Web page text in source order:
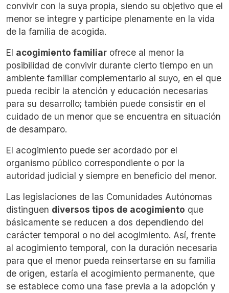
convivir con la suya propia, siendo su objetivo que el
menor se integre y participe plenamente en la vida
de la familia de acogida.
El acogimiento familiar ofrece al menor la
posibilidad de convivir durante cierto tiempo en un
ambiente familiar complementario al suyo, en el que
pueda recibir la atención y educación necesarias
para su desarrollo; también puede consistir en el
cuidado de un menor que se encuentra en situación
de desamparo.
El acogimiento puede ser acordado por el
organismo público correspondiente o por la
autoridad judicial y siempre en beneficio del menor.
Las legislaciones de las Comunidades Autónomas
distinguen diversos tipos de acogimiento que
básicamente se reducen a dos dependiendo del
carácter temporal o no del acogimiento. Así, frente
al acogimiento temporal, con la duración necesaria
para que el menor pueda reinsertarse en su familia
de origen, estaría el acogimiento permanente, que
se establece como una fase previa a la adopción y